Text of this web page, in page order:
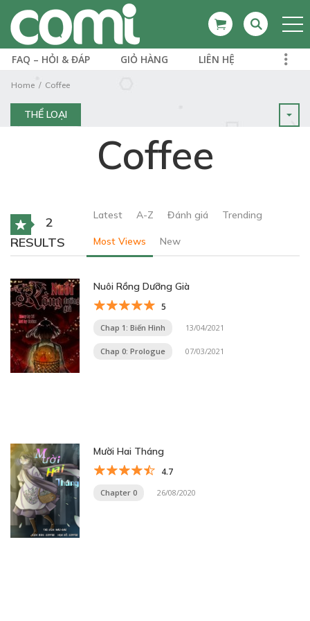
FAQ – HỎI & ĐÁP GIỎ HÀNG LIÊN HỆ
Home Coffee
THỂ LOẠI
Coffee
2
RESULTS
Latest A-Z Đánh giá Trending
Most Views New
Nuôi Rồng Dưỡng Già
5
Chap 1: Biến Hình 13/04/2021
Chap 0: Prologue 07/03/2021
Mười Hai Tháng
4.7
Chapter 0 26/08/2020